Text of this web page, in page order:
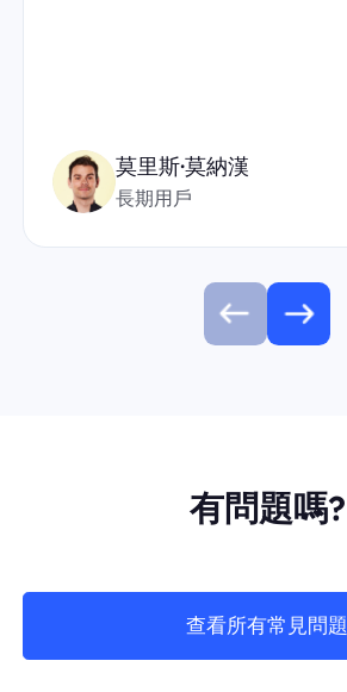
莫里斯·莫納漢
長期用戶
有問題嗎?
查看所有常見問題